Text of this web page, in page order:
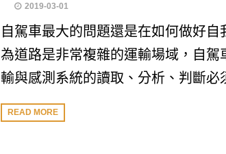
2019-03-01
自駕車最大的問題還是在如何做好自
為道路是非常複雜的運輸場域，自駕
輸與感測系統的讀取、分析、判斷必
READ MORE